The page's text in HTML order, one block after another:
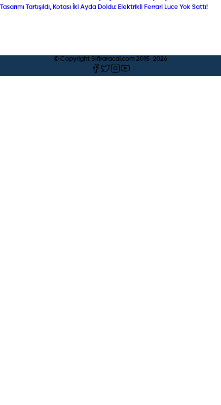
Tasarımı Tartışıldı, Kotası İki Ayda Doldu: Elektrikli Ferrari Luce Yok Sattı!
© Copyright Sifiraracal.com 2015-2026